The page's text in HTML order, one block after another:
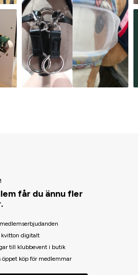
får du ännu fler
kvitton digitalt
till klubbevent i butik
öppet köp för medlemmar